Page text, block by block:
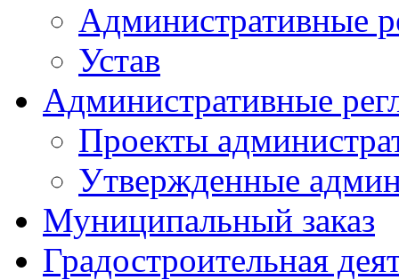
Административные
Устав
Административные
Проекты
Утвержденные
Муниципальный заказ
Градостроительная